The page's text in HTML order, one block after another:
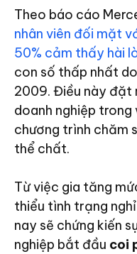
Theo báo cáo
nhân viên đối mặt
50% cảm thấy hài
con số thấp nhất
2009. Điều này đặt
doanh nghiệp
chương trình chăm
thể chất.
Từ việc gia tăng
thiểu tình trạng
nay sẽ chứng kiến
nghiệp bắt đầu coi